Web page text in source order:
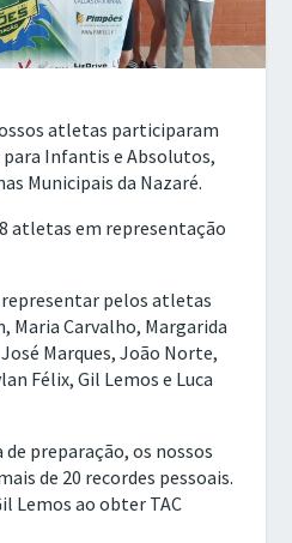
atletas participaram
para Infantis e Absolutos,
Municipais da Nazaré.
atletas em representação
pelos atletas
Maria Carvalho, Margarida
Marques, João Norte,
Félix, Gil Lemos e Luca
de preparação, os nossos
de 20 recordes pessoais.
Lemos ao obter TAC